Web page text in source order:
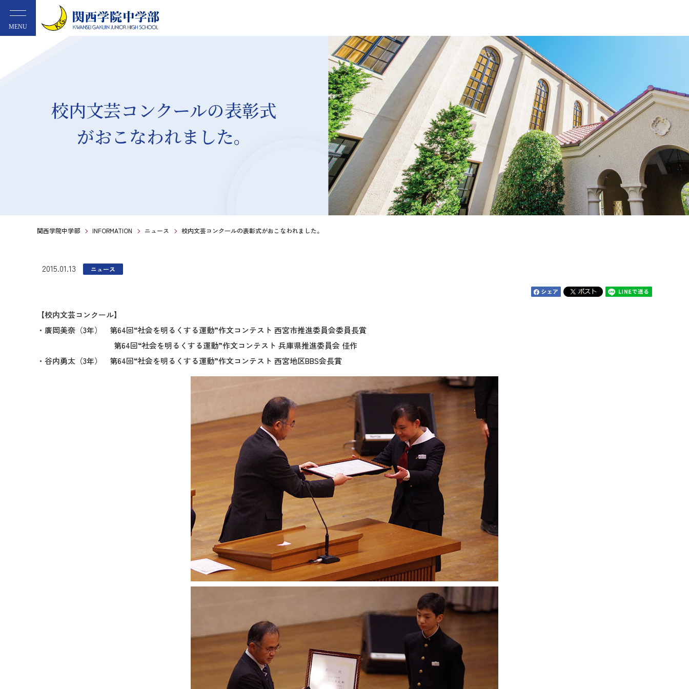
MENU
校内文芸コンクールの表彰式
がおこなわれました。
関西学院中学部 INFORMATION ニュース 校内文芸コンクールの表彰式がおこなわれました。
2015.01.13 ニュース
【校内文芸コンクール】
・廣岡美奈（3年） 第64回“社会を明るくする運動”作文コンテスト 西宮市推進委員会委員長賞
第64回“社会を明るくする運動”作文コンテスト 兵庫県推進委員会 佳作
・谷内勇太（3年） 第64回“社会を明るくする運動”作文コンテスト 西宮地区BBS会長賞